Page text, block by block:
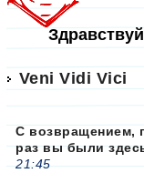
Veni Vidi Vici
С возвращением,
раз вы были
21:45